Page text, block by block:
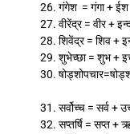
26. गंगेश = गंगा +
27. वीरेंद्र = वीर +
28. शिवेंद्र = शिव +
29. शुभेच्छा = शुभ +
30.
31. सर्वोच्च = सर्व +
32. सप्तर्षि = सप्त +